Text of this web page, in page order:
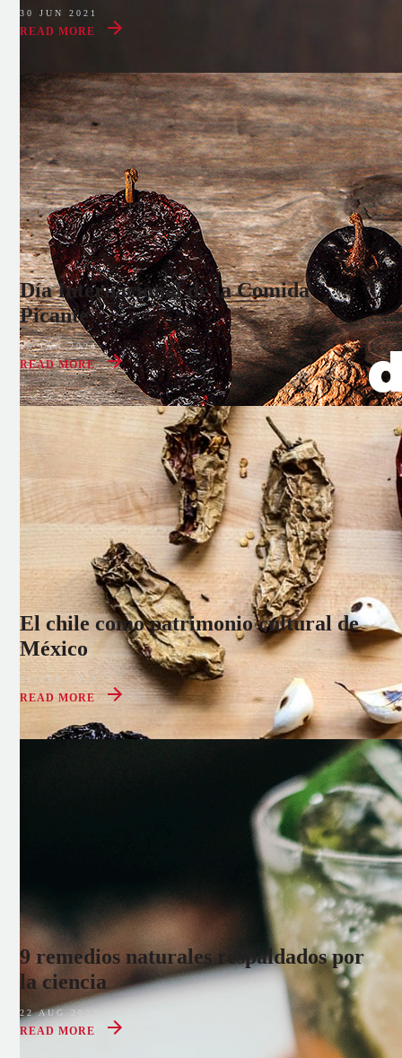
30 JUN 2021
READ MORE
Día Internacional de la Comida
Picante
16 JAN 2024
READ MORE
El chile como patrimonio cultural de
México
11 APR 2022
READ MORE
9 remedios naturales respaldados por
la ciencia
22 AUG 2022
READ MORE